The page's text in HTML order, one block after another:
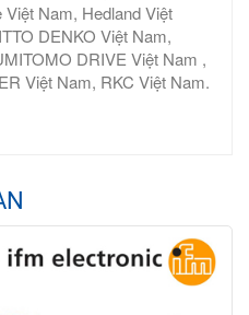
Nam, Hedland Việt
DENKO Việt Nam,
DRIVE Việt Nam ,
Việt Nam, RKC Việt Nam.